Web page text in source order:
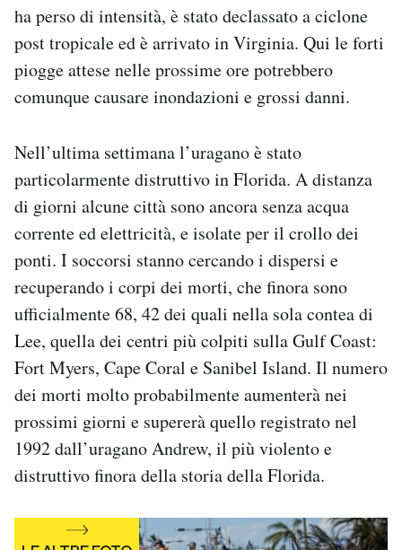
Area Personale
Newsletter
Esci
ha perso di intensità, è stato declassato a ciclone
post tropicale ed è arrivato in Virginia. Qui le forti
piogge attese nelle prossime ore potrebbero
comunque causare inondazioni e grossi danni.
Nell’ultima settimana l’uragano è stato
particolarmente distruttivo in Florida. A distanza
di giorni alcune città sono ancora senza acqua
corrente ed elettricità, e isolate per il crollo dei
ponti. I soccorsi stanno cercando i dispersi e
recuperando i corpi dei morti, che finora sono
ufficialmente 68, 42 dei quali nella sola contea di
Lee, quella dei centri più colpiti sulla Gulf Coast:
Fort Myers, Cape Coral e Sanibel Island. Il numero
dei morti molto probabilmente aumenterà nei
prossimi giorni e supererà quello registrato nel
1992 dall’uragano Andrew, il più violento e
distruttivo finora della storia della Florida.